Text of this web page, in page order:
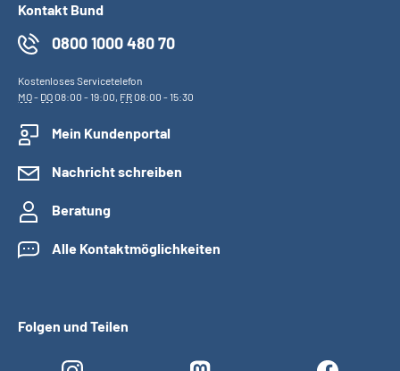
Kontakt Bund
0800 1000 480 70
Kostenloses Servicetelefon
MO- DO08:00 - 19:00, FR08:00 - 15:30
Mein Kundenportal
Nachricht schreiben
Beratung
Alle Kontaktmöglichkeiten
Folgen und Teilen